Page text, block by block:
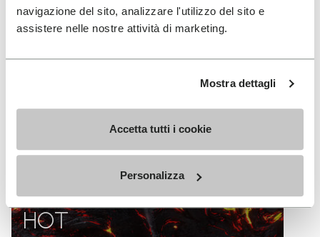
navigazione del sito, analizzare l'utilizzo del sito e
assistere nelle nostre attività di marketing.
Mostra dettagli
Accetta tutti i cookie
Personalizza
HOT